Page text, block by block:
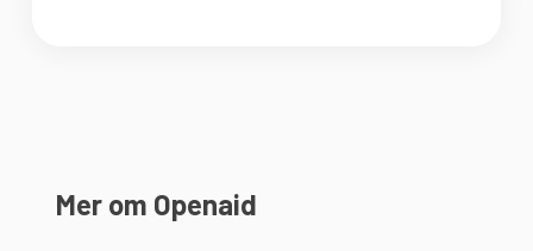
Mer om Openaid